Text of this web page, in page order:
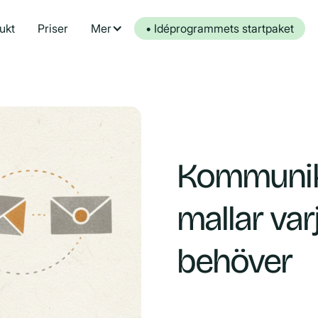
Priser Mer • Idéprogrammets startpaket
mallar
behöver